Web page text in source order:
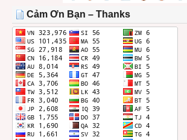
THÁNG
Cảm Ơn Bạn – Thanks